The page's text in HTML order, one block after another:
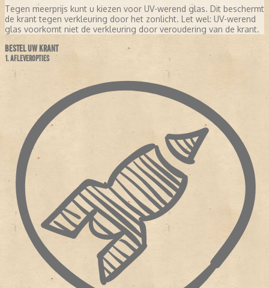
Tegen meerprijs kunt u kiezen voor UV-werend glas. Dit beschermt
de krant tegen verkleuring door het zonlicht. Let wel: UV-werend
glas voorkomt niet de verkleuring door veroudering van de krant.
BESTEL UW KRANT
1. AFLEVEROPTIES